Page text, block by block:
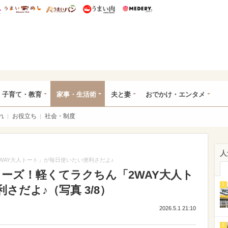
研 ディズニー特集
mimot. うまいめし うまいパン うまい肉
子育て・教育 家事・生活術 夫と妻 おでかけ・エンタメ
お役立ち 社会・制度
大人トート」が毎日使いたい便利さだよ♪
ズ！軽くてラクちん「2WAY大人ト
だよ♪（写真 3/8）
2026.5.1 21:10
1
2